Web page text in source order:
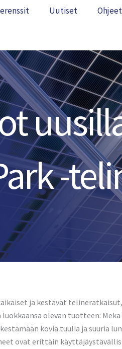
Uutiset
-
ja kestävät
olevan tuotteen:
kestämään kovia tuulia ja
ovat erittäin